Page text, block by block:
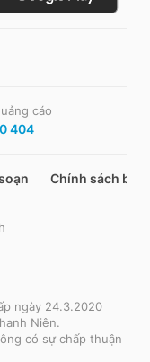
cáo
404
Chính sách bảo
ngày 24.3.2020
Niên.
có sự chấp thuận